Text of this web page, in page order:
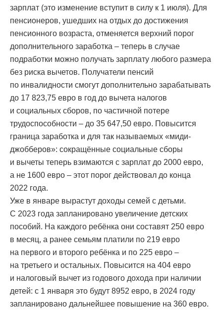
зарплат (это изменение вступит в силу к 1 июля). Для
пенсионеров, ушедших на отдых до достижения
пенсионного возраста, отменяется верхний порог
дополнительного заработка – теперь в случае
подработки можно получать зарплату любого размера
без риска вычетов. Получатели пенсий
по инвалидности смогут дополнительно зарабатывать
до 17 823,75 евро в год до вычета налогов
и социальных сборов, по частичной потере
трудоспособности – до 35 647,50 евро. Повысится
граница заработка и для так называемых «миди-
джобберов»: сокращённые социальные сборы
и вычеты теперь взимаются с зарплат до 2000 евро,
а не 1600 евро – этот порог действовал до конца
2022 года.
Уже в январе вырастут доходы семей с детьми.
С 2023 года запланировано увеличение детских
пособий. На каждого ребёнка они составят 250 евро
в месяц, а ранее семьям платили по 219 евро
на первого и второго ребёнка и по 225 евро –
на третьего и остальных. Повысится на 404 евро
и налоговый вычет из годового дохода при наличии
детей: с 1 января это будут 8952 евро, в 2024 году
запланировано дальнейшее повышение на 360 евро.